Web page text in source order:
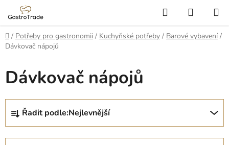
obsah
Hledat
KOŠÍK
Domů
/ Potřeby pro gastronomii / Kuchyňské potřeby / Barové vybavení /
Dávkovač nápojů
Dávkovač nápojů
Ř
z
Řadit podle:Nejlevnější